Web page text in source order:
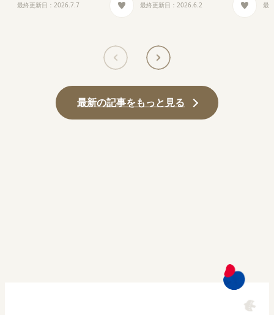
最終更新日： 2026.7.7 最終更新日： 2026.6.2 最
最新の記事をもっと見る